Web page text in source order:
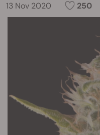
13 Nov 2020 250